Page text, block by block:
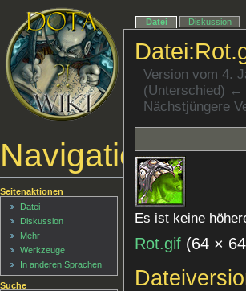
Version vom 4.
(Unterschied) ←
Nächstjüngere
Es ist keine
Rot.gif (64 ×
Datei Diskussion
Seitenaktionen
Datei
Diskussion
Mehr
Werkzeuge
In anderen Sprachen
Suche